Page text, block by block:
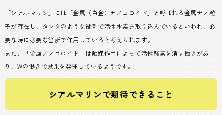
「シアルマリン」には「金属（白金）ナノコロイド」と呼ばれる金属ナノ粒
子が存在し、タンクのような役割で活性水素を取り込んでいるといわれ、必
要な時に必要な箇所で作用していると考えられます。
また、「金属ナノコロイド」は触媒作用によって活性酸素を消す働きがあ
り、Wの働きで効果を発揮しているようです。
シアルマリンで期待できること